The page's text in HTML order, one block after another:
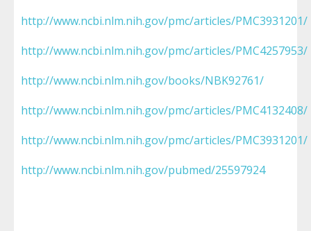
http://www.ncbi.nlm.nih.gov/pmc/articles/PMC3931201/
http://www.ncbi.nlm.nih.gov/pmc/articles/PMC4257953/
http://www.ncbi.nlm.nih.gov/books/NBK92761/
http://www.ncbi.nlm.nih.gov/pmc/articles/PMC4132408/
http://www.ncbi.nlm.nih.gov/pmc/articles/PMC3931201/
http://www.ncbi.nlm.nih.gov/pubmed/25597924